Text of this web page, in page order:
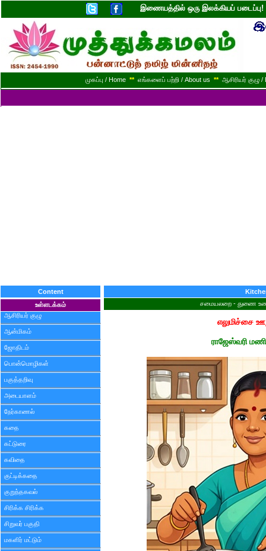
இணையத்தில் ஒரு இலக்கியப்
முகப்பு / Home ** எங்களைப் பற்றி / About us ** ஆசிரியர் குழு
Content
உள்ளடக்கம்
ஆசிரியர் குழு
ஆன்மிகம்
ஜோதிடம்
பொன்மொழிகள்
பகுத்தறிவு
அடையாளம்
நேர்காணல்
கதை
கட்டுரை
கவிதை
குட்டிக்கதை
குறுந்தகவல்
சிரிக்க சிரிக்க
சிறுவர் பகுதி
மகளிர் மட்டும்
சமையலறை - துணை
எலுமிச்சை
ராஜேஸ்வரி